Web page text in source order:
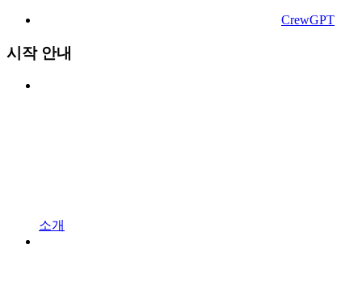
CrewGPT
시작 안내
소개